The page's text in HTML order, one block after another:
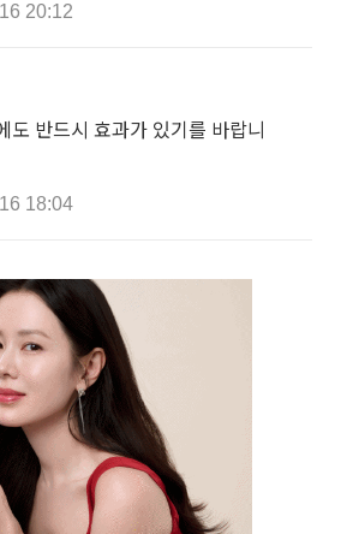
20:12
도 반드시 효과가 있기를 바랍니
18:04